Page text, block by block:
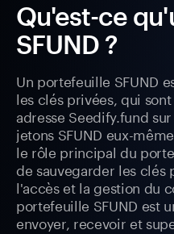
Qu'est-ce
SFUND ?
Un portefeuille SFUND
les clés privées, qui
adresse Seedify.fund
jetons SFUND eux-
le rôle principal du
de sauvegarder les clés
l'accès et la gestion du
portefeuille SFUND est
envoyer, recevoir et